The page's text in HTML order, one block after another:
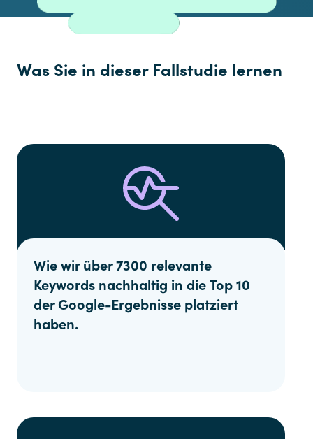
Was Sie in dieser Fallstudie lernen
Wie wir über 7300 relevante
Keywords nachhaltig in die Top 10
der Google-Ergebnisse platziert
haben.